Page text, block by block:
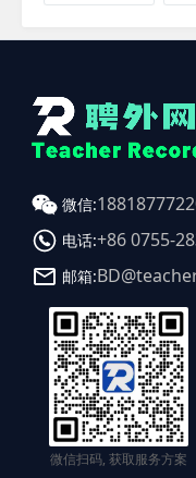
微信:
电话:+86 0755-
邮箱:
微信扫码, 获取服务方案